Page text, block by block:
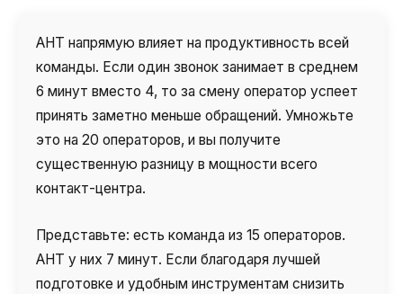
AHT напрямую влияет на продуктивность всей
команды. Если один звонок занимает в среднем
6 минут вместо 4, то за смену оператор успеет
принять заметно меньше обращений. Умножьте
это на 20 операторов, и вы получите
существенную разницу в мощности всего
контакт-центра.
Представьте: есть команда из 15 операторов.
AHT у них 7 минут. Если благодаря лучшей
подготовке и удобным инструментам снизить